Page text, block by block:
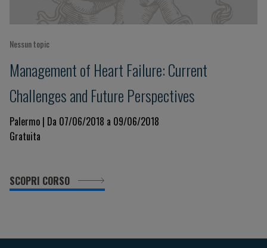
Nessun topic
Management of Heart Failure: Current
Challenges and Future Perspectives
Palermo | Da 07/06/2018 a 09/06/2018
Gratuita
SCOPRI CORSO